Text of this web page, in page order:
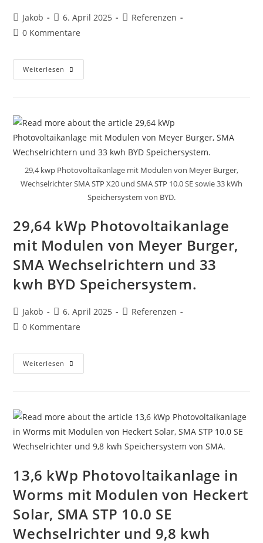
Beitrags-
Autor:
Jakob
Beitrag
veröffentlicht:
6. April 2025
Beitrags-
Referenzen
Beitrags-
0 Kommentare
Weiterlesen 8,1
KWp
Heckert
Solar,
SMA
STP
8.0
Wechselrichter
Und
Speichersystem
Home
Notstromversorgung
Bei
Netzausfall
Über
Externe
Steckdosen.
29,4 kwp Photovoltaikanlage mit Modulen von Meyer Burger,
Wechselrichter SMA STP X20 und SMA STP 10.0 SE sowie 33 kWh
Speichersystem von BYD.
29,64 kWp Photovoltaikanlage
mit Modulen von Meyer Burger,
SMA Wechselrichtern und 33
kwh BYD Speichersystem.
Beitrags-
Autor:
Jakob
Beitrag
veröffentlicht:
6. April 2025
Beitrags-
Referenzen
Beitrags-
0 Kommentare
Weiterlesen 29,64
KWp
Meyer
Burger,
SMA
Wechselrichtern
Und
BYD
Speichersystem.
13,6 kWp Photovoltaikanlage in
Worms mit Modulen von Heckert
Solar, SMA STP 10.0 SE
Wechselrichter und 9,8 kwh